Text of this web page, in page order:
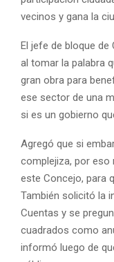
vecinos y gana la
El jefe de bloque de
al tomar la palabra
gran obra para
ese sector de una
si es un gobierno
Agregó que si
complejiza, por eso
este Concejo, para
También solicitó la
Cuentas y se
cuadrados como
informó luego de